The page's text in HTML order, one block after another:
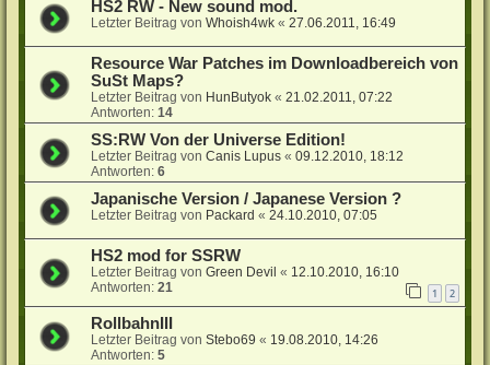
HS2 RW - New sound mod.
Letzter Beitrag vonWhoish4wk «27.06.2011, 16:49
Resource War Patches im Downloadbereich von
SuSt Maps?
Letzter Beitrag von HunButyok «21.02.2011, 07:22
Antworten:14
SS:RW Von der Universe Edition!
Letzter Beitrag vonCanis Lupus «09.12.2010, 18:12
Antworten:6
Japanische Version / Japanese Version ?
Letzter Beitrag von Packard «24.10.2010, 07:05
HS2 mod for SSRW
Letzter Beitrag vonGreen Devil « 12.10.2010, 16:10
Antworten:21 1 2
RollbahnIII
Letzter Beitrag vonStebo69 « 19.08.2010, 14:26
Antworten:5